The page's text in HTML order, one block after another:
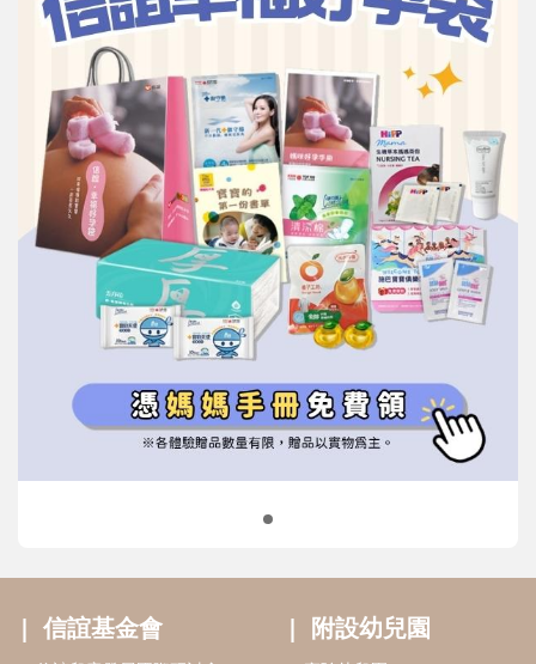
信誼基金會
2022信誼年度報告
2023信誼年度報告
2024信誼年度報告
好孕袋
附設幼兒園
小袋鼠幼師網